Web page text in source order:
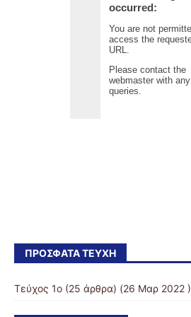
ΠΡΌΣΦΑΤΑ ΤΕΎΧΗ
Τεύχος 1ο (25 άρθρα) (26 Μαρ 2022 )